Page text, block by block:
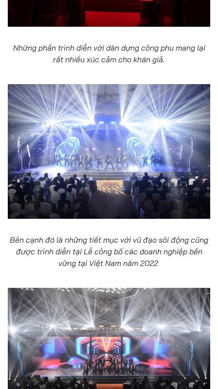
Những phần trình diễn với dàn dựng công phu mang lại
rất nhiều xúc cảm cho khán giả.
Bên cạnh đó là những tiết mục với vũ đạo sôi động cũng
được trình diễn tại Lễ công bố các doanh nghiệp bền
vững tại Việt Nam năm 2022